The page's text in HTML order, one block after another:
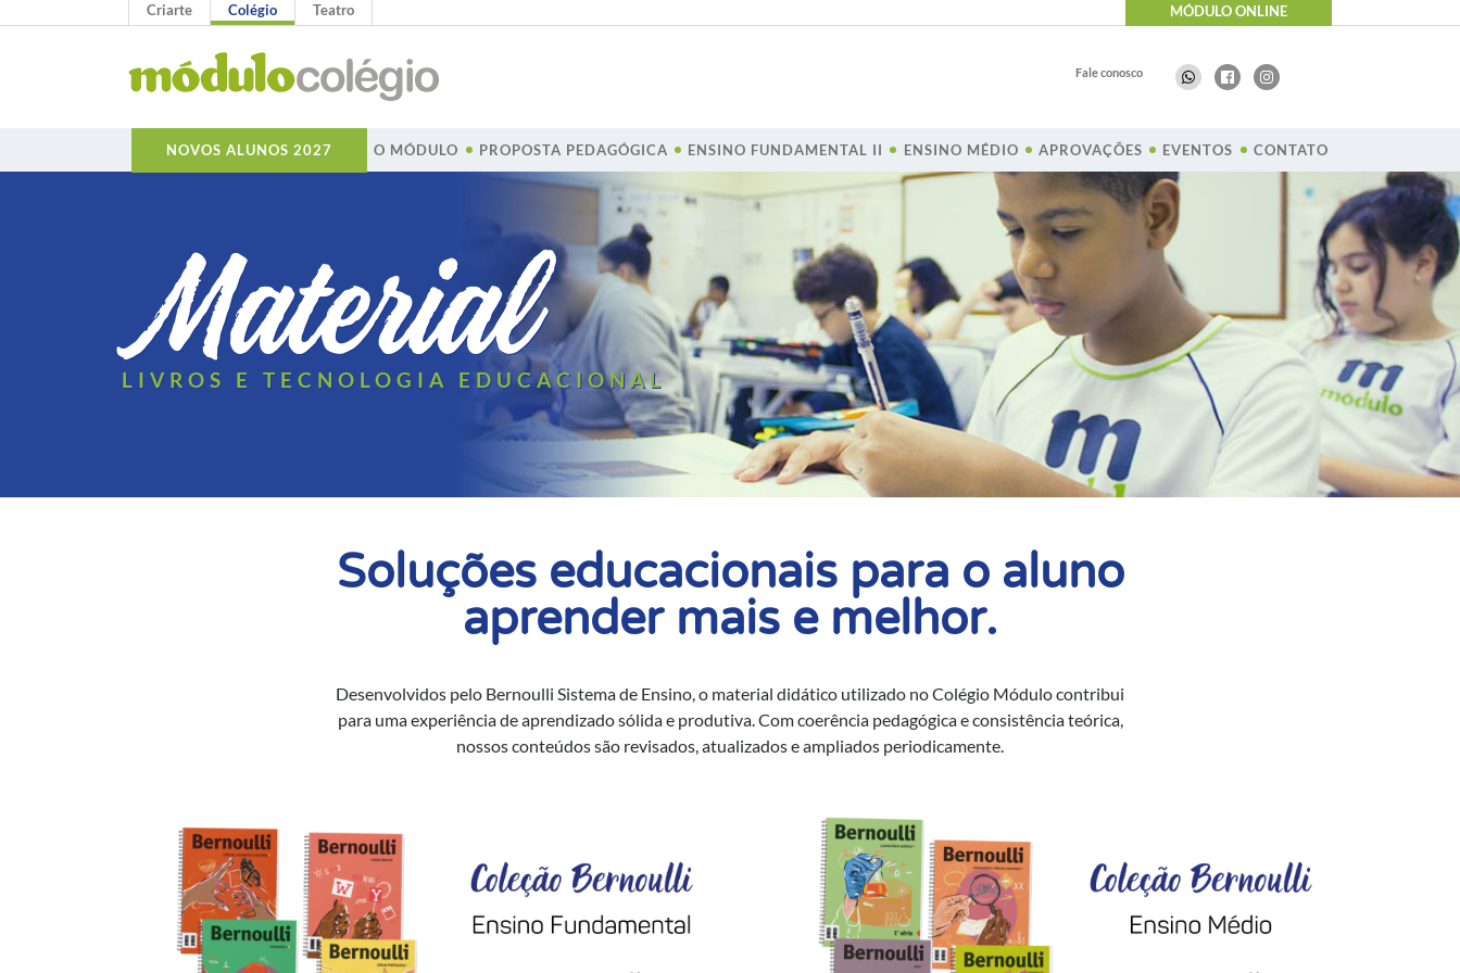
Criarte Colégio Teatro MÓDULO ONLINE
Fale conosco
NOVOS ALUNOS 2027 O MÓDULO PROPOSTA PEDAGÓGICA ENSINO FUNDAMENTAL II ENSINO MÉDIO APROVAÇÕES EVENTOS CONTATO
Material
LIVROS E TECNOLOGIA EDUCACIONAL
Soluções educacionais para o aluno
aprender mais e melhor.
Desenvolvidos pelo Bernoulli Sistema de Ensino, o material didático utilizado no Colégio Módulo contribui
para uma experiência de aprendizado sólida e produtiva. Com coerência pedagógica e consistência teórica,
nossos conteúdos são revisados, atualizados e ampliados periodicamente.